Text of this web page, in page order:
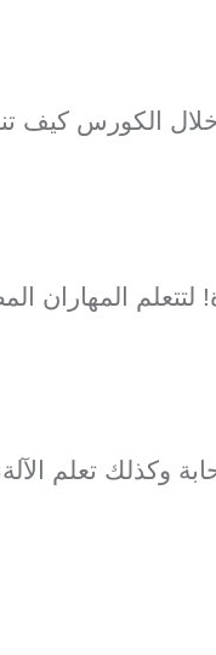
خلال الكورس كيف
من الدورات في مجال التسويق الإلكتروني حيث يبلغ عددها 24 دورة!
وكذلك تعلم